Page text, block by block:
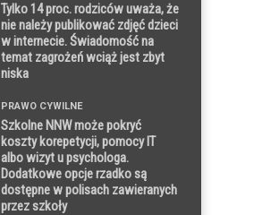
Tylko 14 proc. rodziców uważa, że
nie należy publikować zdjęć dzieci
w internecie. Świadomość na
temat zagrożeń wciąż jest zbyt
niska
PRAWO CYWILNE
Szkolne NNW może pokryć
koszty korepetycji, pomocy IT
albo wizyt u psychologa.
Dodatkowe opcje rzadko są
dostępne w polisach zawieranych
przez szkoły